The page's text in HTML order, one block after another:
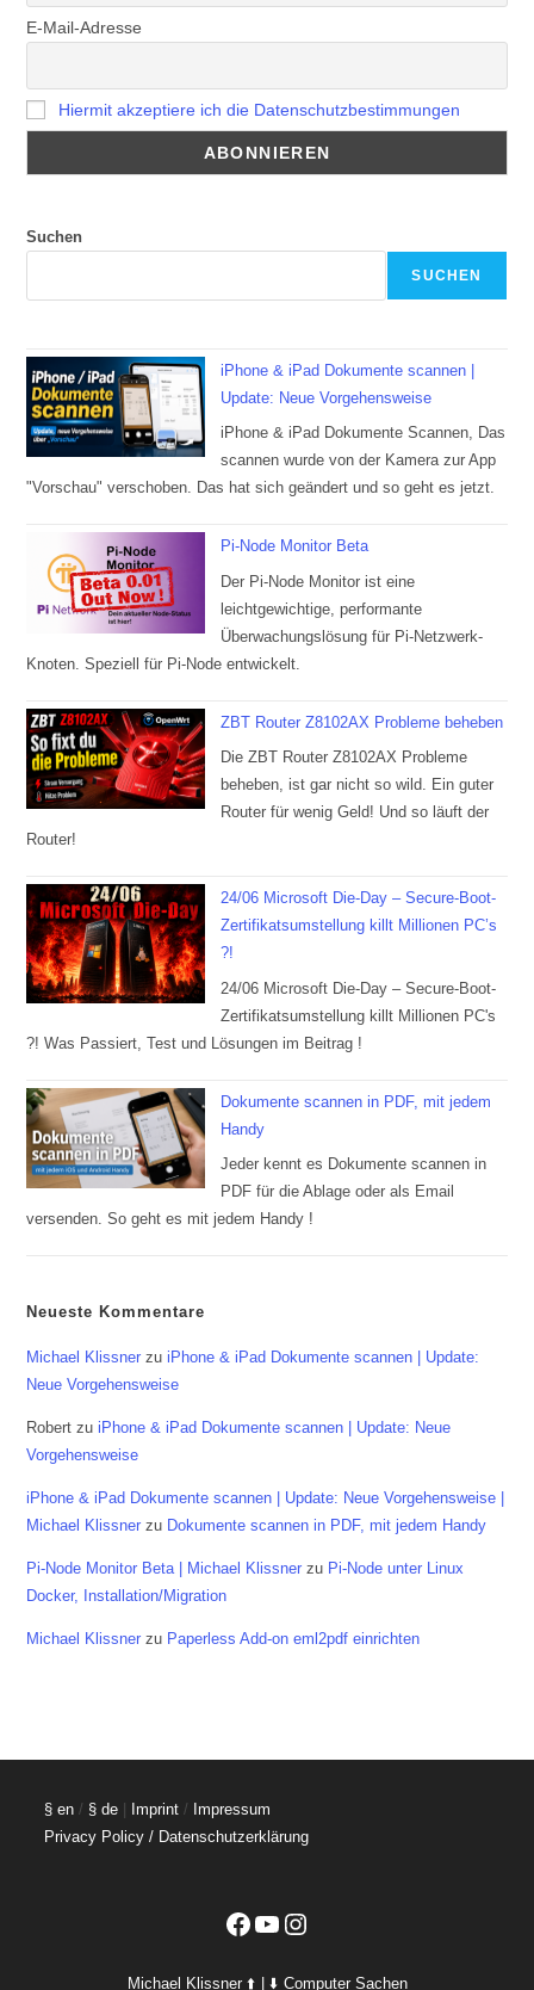
E-Mail-Adresse
Hiermit akzeptiere ich die Datenschutzbestimmungen
Suchen
SUCHEN
iPhone & iPad Dokumente scannen |
Update: Neue Vorgehensweise
iPhone & iPad Dokumente Scannen, Das
scannen wurde von der Kamera zur App
"Vorschau" verschoben. Das hat sich geändert und so geht es jetzt.
Pi-Node Monitor Beta
Der Pi-Node Monitor ist eine
leichtgewichtige, performante
Überwachungslösung für Pi-Netzwerk-
Knoten. Speziell für Pi-Node entwickelt.
ZBT Router Z8102AX Probleme beheben
Die ZBT Router Z8102AX Probleme
beheben, ist gar nicht so wild. Ein guter
Router für wenig Geld! Und so läuft der
Router!
24/06 Microsoft Die-Day – Secure-Boot-
Zertifikatsumstellung killt Millionen PC’s
?!
24/06 Microsoft Die-Day – Secure-Boot-
Zertifikatsumstellung killt Millionen PC's
?! Was Passiert, Test und Lösungen im Beitrag !
Dokumente scannen in PDF, mit jedem
Handy
Jeder kennt es Dokumente scannen in
PDF für die Ablage oder als Email
versenden. So geht es mit jedem Handy !
Neueste Kommentare
Michael Klissner zuiPhone & iPad Dokumente scannen | Update:
Neue Vorgehensweise
Robert zuiPhone & iPad Dokumente scannen | Update: Neue
Vorgehensweise
iPhone & iPad Dokumente scannen | Update: Neue Vorgehensweise |
Michael Klissner zu Dokumente scannen in PDF, mit jedem Handy
Pi-Node Monitor Beta | Michael Klissner zu Pi-Node unter Linux
Docker, Installation/Migration
Michael Klissner zu Paperless Add-on eml2pdf einrichten
§ en / § de Imprint / Impressum
Privacy Policy / Datenschutzerklärung
Facebook
YouTubeInstagram
Michael Klissner ⬆️ | ⬇️ Computer Sachen